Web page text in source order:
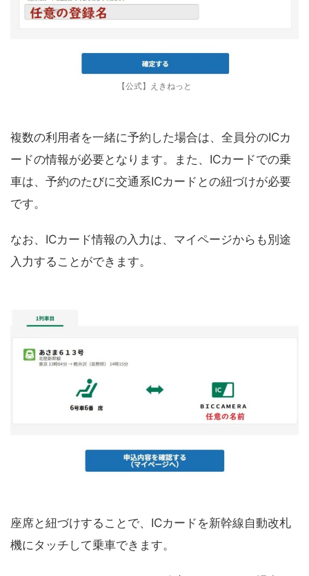
【公式】えきねっと
複数の利用者を一緒に予約した場合は、全員分のICカ
ードの情報が必要となります。また、ICカードでの乗
車は、予約のたびに交通系ICカードとの紐づけが必要
です。
なお、ICカード情報の入力は、マイページからも別途
入力することができます。
座席と紐づけすることで、ICカードを新幹線自動改札
機にタッチして乗車できます。